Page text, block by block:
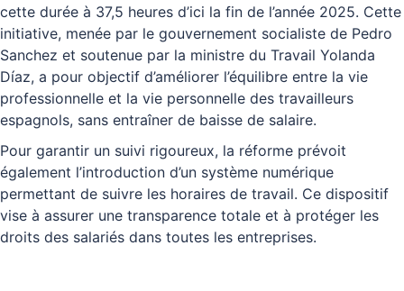
cette durée à 37,5 heures d’ici la fin de l’année 2025. Cette
initiative, menée par le gouvernement socialiste de Pedro
Sanchez et soutenue par la ministre du Travail Yolanda
Díaz, a pour objectif d’améliorer l’équilibre entre la vie
professionnelle et la vie personnelle des travailleurs
espagnols, sans entraîner de baisse de salaire.
Pour garantir un suivi rigoureux, la réforme prévoit
également l’introduction d’un système numérique
permettant de suivre les horaires de travail. Ce dispositif
vise à assurer une transparence totale et à protéger les
droits des salariés dans toutes les entreprises.